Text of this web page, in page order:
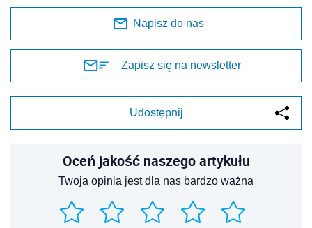
Napisz do nas
Zapisz się na newsletter
Udostępnij
Oceń jakość naszego artykułu
Twoja opinia jest dla nas bardzo ważna